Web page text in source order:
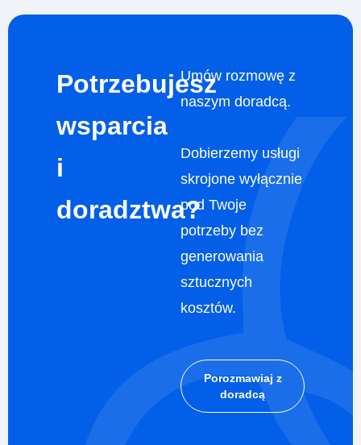
Potrzebujesz
wsparcia
i
doradztwa?
Umów rozmowę z
naszym doradcą.
Dobierzemy usługi
skrojone wyłącznie
pod Twoje
potrzeby bez
generowania
sztucznych
kosztów.
Porozmawiaj z
doradcą